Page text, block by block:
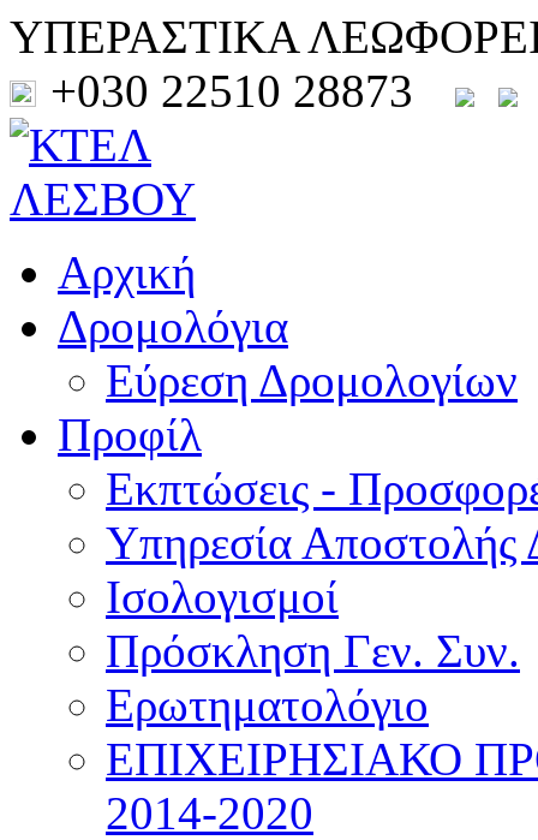
ΥΠΕΡΑΣΤΙΚΑ
+030 22510 28873
Αρχική
Δρομολόγια
Εύρεση Δρομολογίων
Προφίλ
Εκπτώσεις -
Υπηρεσία Αποστολής
Ισολογισμοί
Πρόσκληση Γεν. Συν.
Ερωτηματολόγιο
ΕΠΙΧΕΙΡΗΣΙΑΚΟ
2014-2020